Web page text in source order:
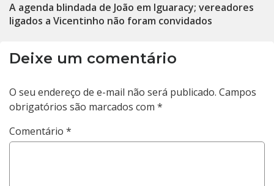
A agenda blindada de João em Iguaracy; vereadores
ligados a Vicentinho não foram convidados
Deixe um comentário
O seu endereço de e-mail não será publicado. Campos
obrigatórios são marcados com *
Comentário *